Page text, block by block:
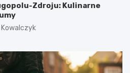
Zdroju: Kulinarne